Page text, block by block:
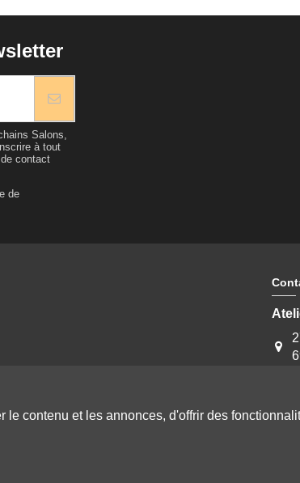
Salons,
à tout
contact
de
le contenu et les annonces, d'offrir des